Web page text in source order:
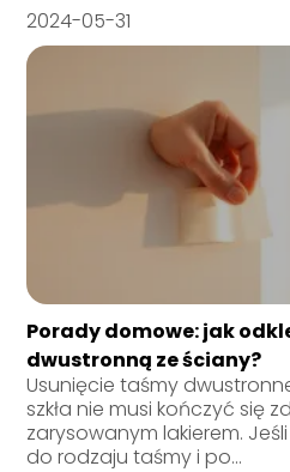
2024-05-31
Porady domowe: jak
dwustronną ze ściany?
Usunięcie taśmy
szkła nie musi kończyć się
zarysowanym lakierem.
do rodzaju taśmy i po...